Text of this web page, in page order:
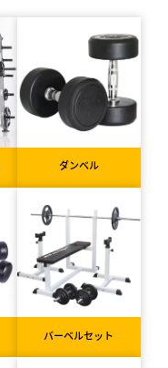
ダンベル
バーベルセット